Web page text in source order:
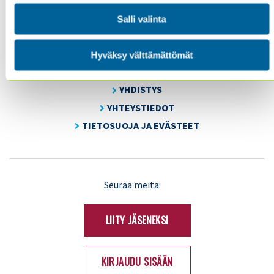
Salli valinta
Hyväksy välttämättömät
SISÄINEN TARKASTUS
KOULUTUS & TAPAHTUMAT
AJANKOHTAISTA
YHDISTYS
YHTEYSTIEDOT
TIETOSUOJA JA EVÄSTEET
Seuraa meitä:
LIITY JÄSENEKSI
KIRJAUDU SISÄÄN